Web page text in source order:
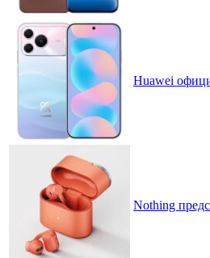
Huawei
Nothing